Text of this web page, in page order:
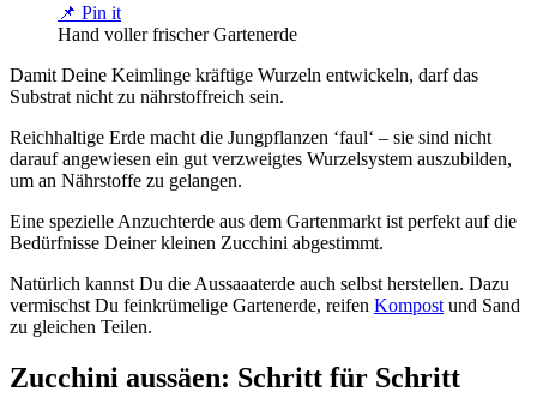
📌 Pin it
Hand voller frischer Gartenerde
Damit Deine Keimlinge kräftige Wurzeln entwickeln, darf das
Substrat nicht zu nährstoffreich sein.
Reichhaltige Erde macht die Jungpflanzen ‘faul‘ – sie sind nicht
darauf angewiesen ein gut verzweigtes Wurzelsystem auszubilden,
um an Nährstoffe zu gelangen.
Eine spezielle Anzuchterde aus dem Gartenmarkt ist perfekt auf die
Bedürfnisse Deiner kleinen Zucchini abgestimmt.
Natürlich kannst Du die Aussaaaterde auch selbst herstellen. Dazu
vermischst Du feinkrümelige Gartenerde, reifen Kompost und Sand
zu gleichen Teilen.
Zucchini aussäen: Schritt für Schritt